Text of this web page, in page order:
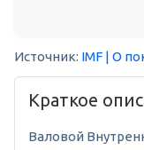
Источник: IMF | О
Краткое
Валовой